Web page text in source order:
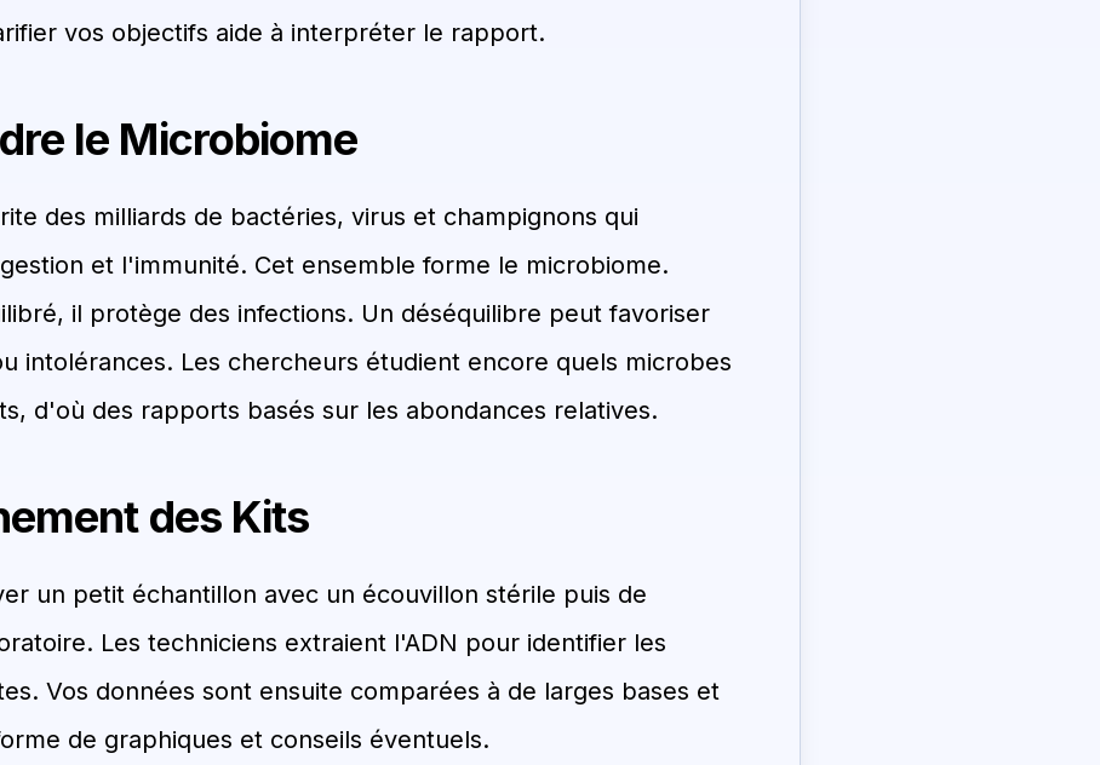
vos objectifs aide à interpréter le rapport.
le Microbiome
des milliards de bactéries, virus et champignons qui
et l'immunité. Cet ensemble forme le microbiome.
il protège des infections. Un déséquilibre peut favoriser
intolérances. Les chercheurs étudient encore quels microbes
d'où des rapports basés sur les abondances relatives.
des Kits
un petit échantillon avec un écouvillon stérile puis de
Les techniciens extraient l'ADN pour identifier les
Vos données sont ensuite comparées à de larges bases et
de graphiques et conseils éventuels.